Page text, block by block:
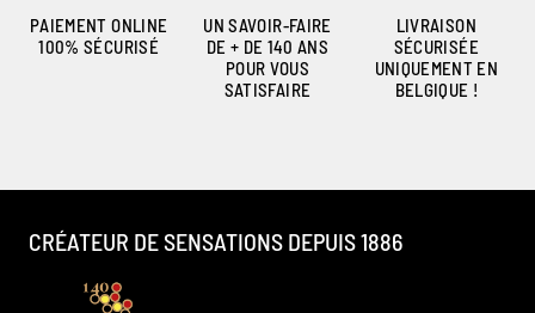
PAIEMENT ONLINE
100% SÉCURISÉ
UN SAVOIR-FAIRE
DE + DE 140 ANS
POUR VOUS
SATISFAIRE
LIVRAISON
SÉCURISÉE
UNIQUEMENT EN
BELGIQUE !
CRÉATEUR DE SENSATIONS DEPUIS 1886